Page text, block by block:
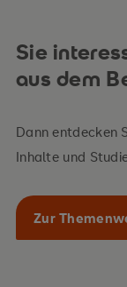
Sie
aus dem
Dann entdecken
Inhalte und
Zur